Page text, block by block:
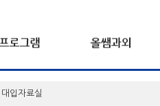
대입자료실